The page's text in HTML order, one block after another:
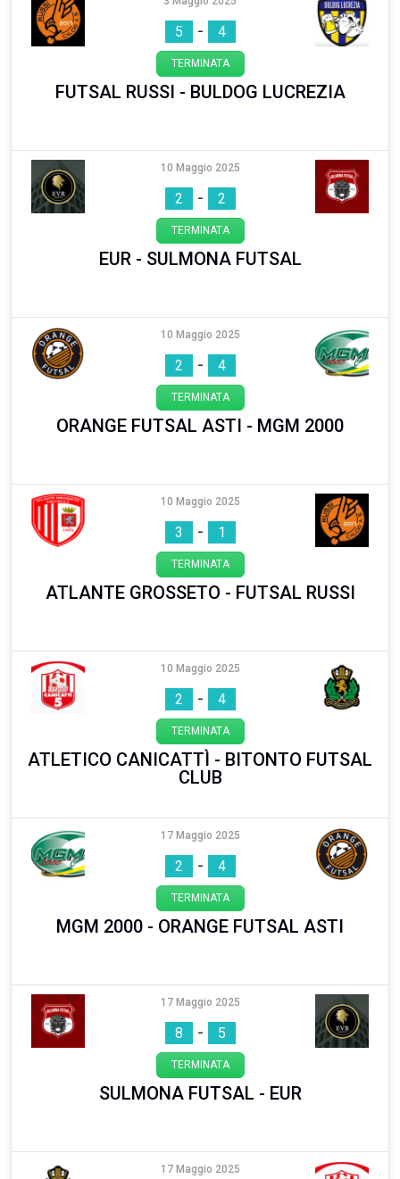
5 - 4
FUTSAL RUSSI - BULDOG LUCREZIA
TERMINATA
10 Maggio 2025
2 - 2
EUR - SULMONA FUTSAL
TERMINATA
10 Maggio 2025
2 - 4
ORANGE FUTSAL ASTI - MGM 2000
TERMINATA
10 Maggio 2025
3 - 1
ATLANTE GROSSETO - FUTSAL RUSSI
TERMINATA
10 Maggio 2025
2 - 4
ATLETICO CANICATTÌ - BITONTO FUTSAL
CLUB
TERMINATA
17 Maggio 2025
2 - 4
MGM 2000 - ORANGE FUTSAL ASTI
TERMINATA
17 Maggio 2025
8 - 5
SULMONA FUTSAL - EUR
TERMINATA
17 Maggio 2025